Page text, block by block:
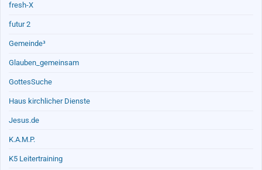
fresh-X
futur 2
Gemeinde³
Glauben_gemeinsam
GottesSuche
Haus kirchlicher Dienste
Jesus.de
K.A.M.P.
K5 Leitertraining